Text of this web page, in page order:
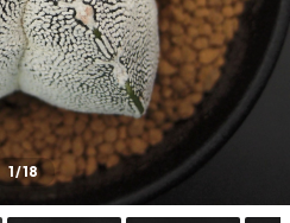
1/18